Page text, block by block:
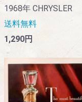
1968年 CHRYSLER
送料無料
1,290円